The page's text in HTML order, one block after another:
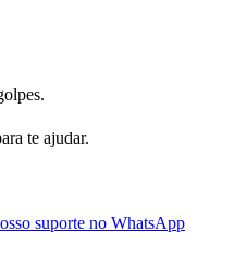
te ajudar.
suporte no WhatsApp